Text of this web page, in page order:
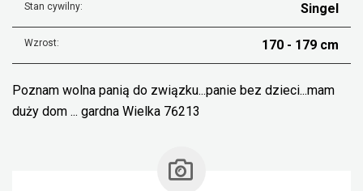
Stan cywilny: Singel
Wzrost: 170 - 179 cm
Poznam wolna panią do związku...panie bez dzieci...mam
duży dom ... gardna Wielka 76213